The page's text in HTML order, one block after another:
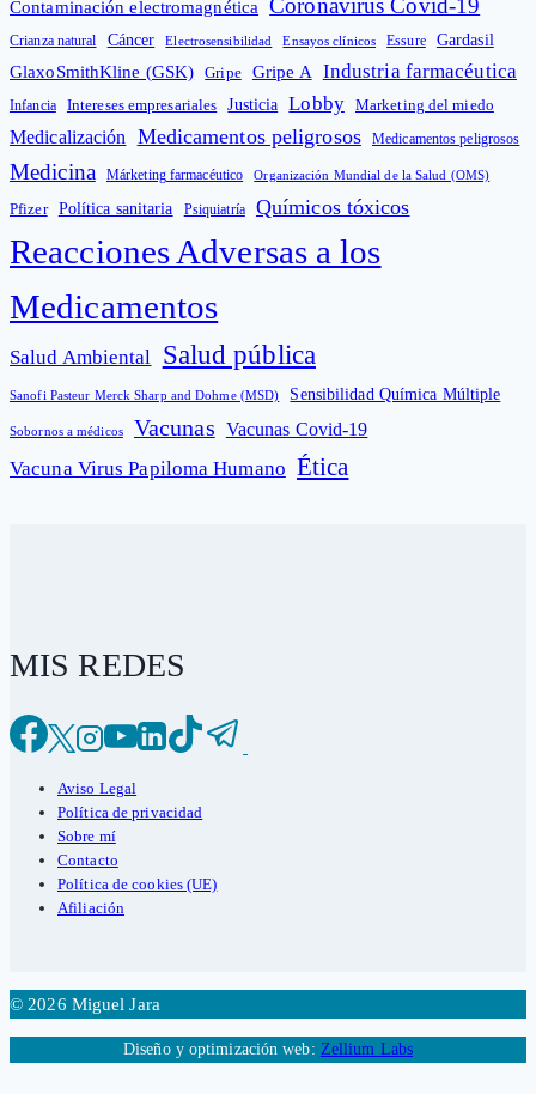
Contaminación electromagnética Coronavirus Covid-19
Crianza natural Cáncer Electrosensibilidad Ensayos clínicos Essure Gardasil
GlaxoSmithKline (GSK) Gripe Gripe A Industria farmacéutica
Infancia Intereses empresariales Justicia Lobby Marketing del miedo
Medicalización Medicamentos peligrosos Medicamentos peligrosos
Medicina Márketing farmacéutico Organización Mundial de la Salud (OMS)
Pfizer Política sanitaria Psiquiatría Químicos tóxicos
Reacciones Adversas a los
Medicamentos
Salud Ambiental Salud pública
Sanofi Pasteur Merck Sharp and Dohme (MSD) Sensibilidad Química Múltiple
Sobornos a médicos Vacunas Vacunas Covid-19
Vacuna Virus Papiloma Humano Ética
MIS REDES
Aviso Legal
Política de privacidad
Sobre mí
Contacto
Política de cookies (UE)
Afiliación
© 2026 Miguel Jara
Diseño y optimización web: Zellium Labs